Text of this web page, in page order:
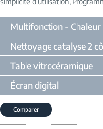
Multifonction - Chaleur
Nettoyage catalyse 2
Table vitrocéramique
Écran digital
Comparer